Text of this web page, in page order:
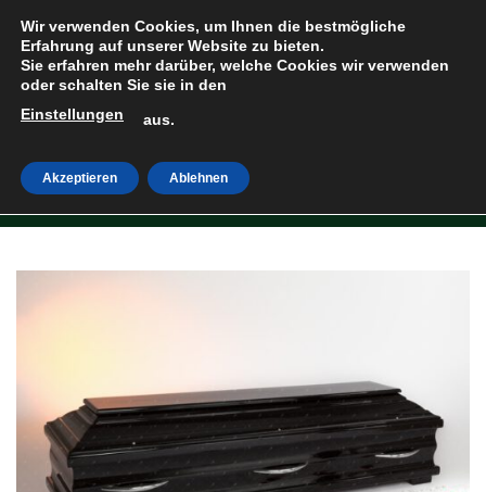
Inhalt
springen
HOME
Wir verwenden Cookies, um Ihnen die bestmögliche
Erfahrung auf unserer Website zu bieten.
Sie erfahren mehr darüber, welche Cookies wir verwenden
oder schalten Sie sie in den
Einstellungen
aus.
Akzeptieren Ablehnen